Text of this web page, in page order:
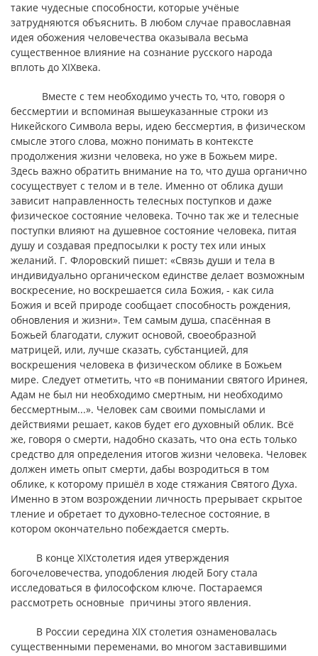
такие чудесные способности, которые учёные
затрудняются объяснить. В любом случае православная
идея обожения человечества оказывала весьма
существенное влияние на сознание русского народа
вплоть до XIXвека.
Вместе с тем необходимо учесть то, что, говоря о
бессмертии и вспоминая вышеуказанные строки из
Никейского Символа веры, идею бессмертия, в физическом
смысле этого слова, можно понимать в контексте
продолжения жизни человека, но уже в Божьем мире.
Здесь важно обратить внимание на то, что душа органично
сосуществует с телом и в теле. Именно от облика души
зависит направленность телесных поступков и даже
физическое состояние человека. Точно так же и телесные
поступки влияют на душевное состояние человека, питая
душу и создавая предпосылки к росту тех или иных
желаний. Г. Флоровский пишет: «Связь души и тела в
индивидуально органическом единстве делает возможным
воскресение, но воскрешается сила Божия, - как сила
Божия и всей природе сообщает способность рождения,
обновления и жизни». Тем самым душа, спасённая в
Божьей благодати, служит основой, своеобразной
матрицей, или, лучше сказать, субстанцией, для
воскрешения человека в физическом облике в Божьем
мире. Следует отметить, что «в понимании святого Иринея,
Адам не был ни необходимо смертным, ни необходимо
бессмертным...». Человек сам своими помыслами и
действиями решает, каков будет его духовный облик. Всё
же, говоря о смерти, надобно сказать, что она есть только
средство для определения итогов жизни человека. Человек
должен иметь опыт смерти, дабы возродиться в том
облике, к которому пришёл в ходе стяжания Святого Духа.
Именно в этом возрождении личность прерывает скрытое
тление и обретает то духовно-телесное состояние, в
котором окончательно побеждается смерть.
В конце XIXстолетия идея утверждения
богочеловечества, уподобления людей Богу стала
исследоваться в философском ключе. Постараемся
рассмотреть основные причины этого явления.
В России середина XIX столетия ознаменовалась
существенными переменами, во многом заставившими